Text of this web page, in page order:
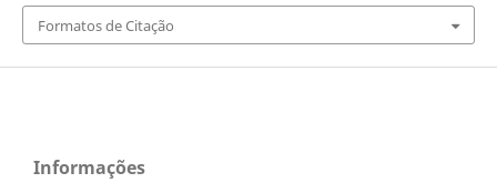
Formatos de Citação
Informações